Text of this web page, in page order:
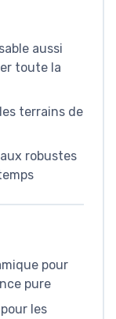
aussi
toute la
terrains de
robustes
pour
pure
les